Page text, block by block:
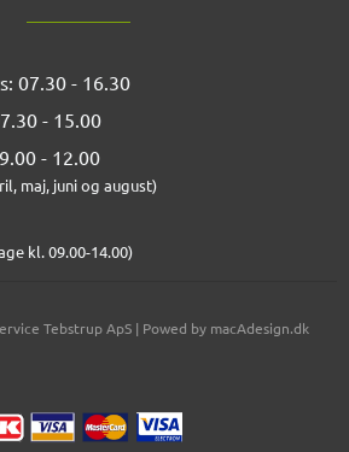
07.30 - 16.30
- 15.00
- 12.00
maj, juni og august)
kl. 09.00-14.00)
Tebstrup ApS | Powed by macAdesign.dk